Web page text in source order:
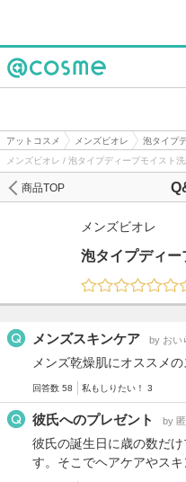
アットコスメ メンズビオレ 泡タイプ
メンズビオレ / 泡タイプディープモイスト
商品TOP
メンズビオレ
泡タイプディ
メンズスキンケア by おい
メンズ乾燥肌にオススメ
回答数 58 私もしりたい！ 3
彼氏へのプレゼント by
彼氏の誕生日に歳の数だ
す。そこでヘアケアやスキ